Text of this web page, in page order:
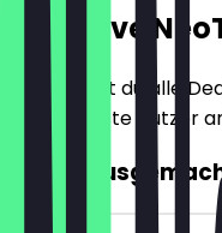
Exklusive
Hier findest du alle
für NeoTaste Nutzer
2für1